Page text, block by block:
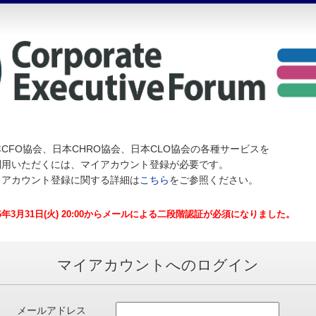
協会、日本CHRO協会、日本CLO協会の各種サービスを
いただくには、マイアカウント登録が必要です。
カウント登録に関する詳細はこちらをご参照ください。
3月31日(火) 20:00からメールによる二段階認証が必須になりました。
マイアカウントへのログイン
メールアドレス